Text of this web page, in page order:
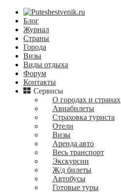
Блог
Журнал
Страны
Города
Визы
Виды отдыха
Форум
Контакты
Сервисы
О городах и странах
Авиабилеты
Страховка туриста
Отели
Визы
Аренда авто
Весь транспорт
Экскурсии
Ж/д билеты
Автобусы
Готовые туры